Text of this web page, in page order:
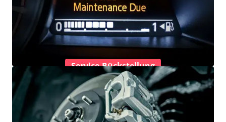
Service-Rückstellung